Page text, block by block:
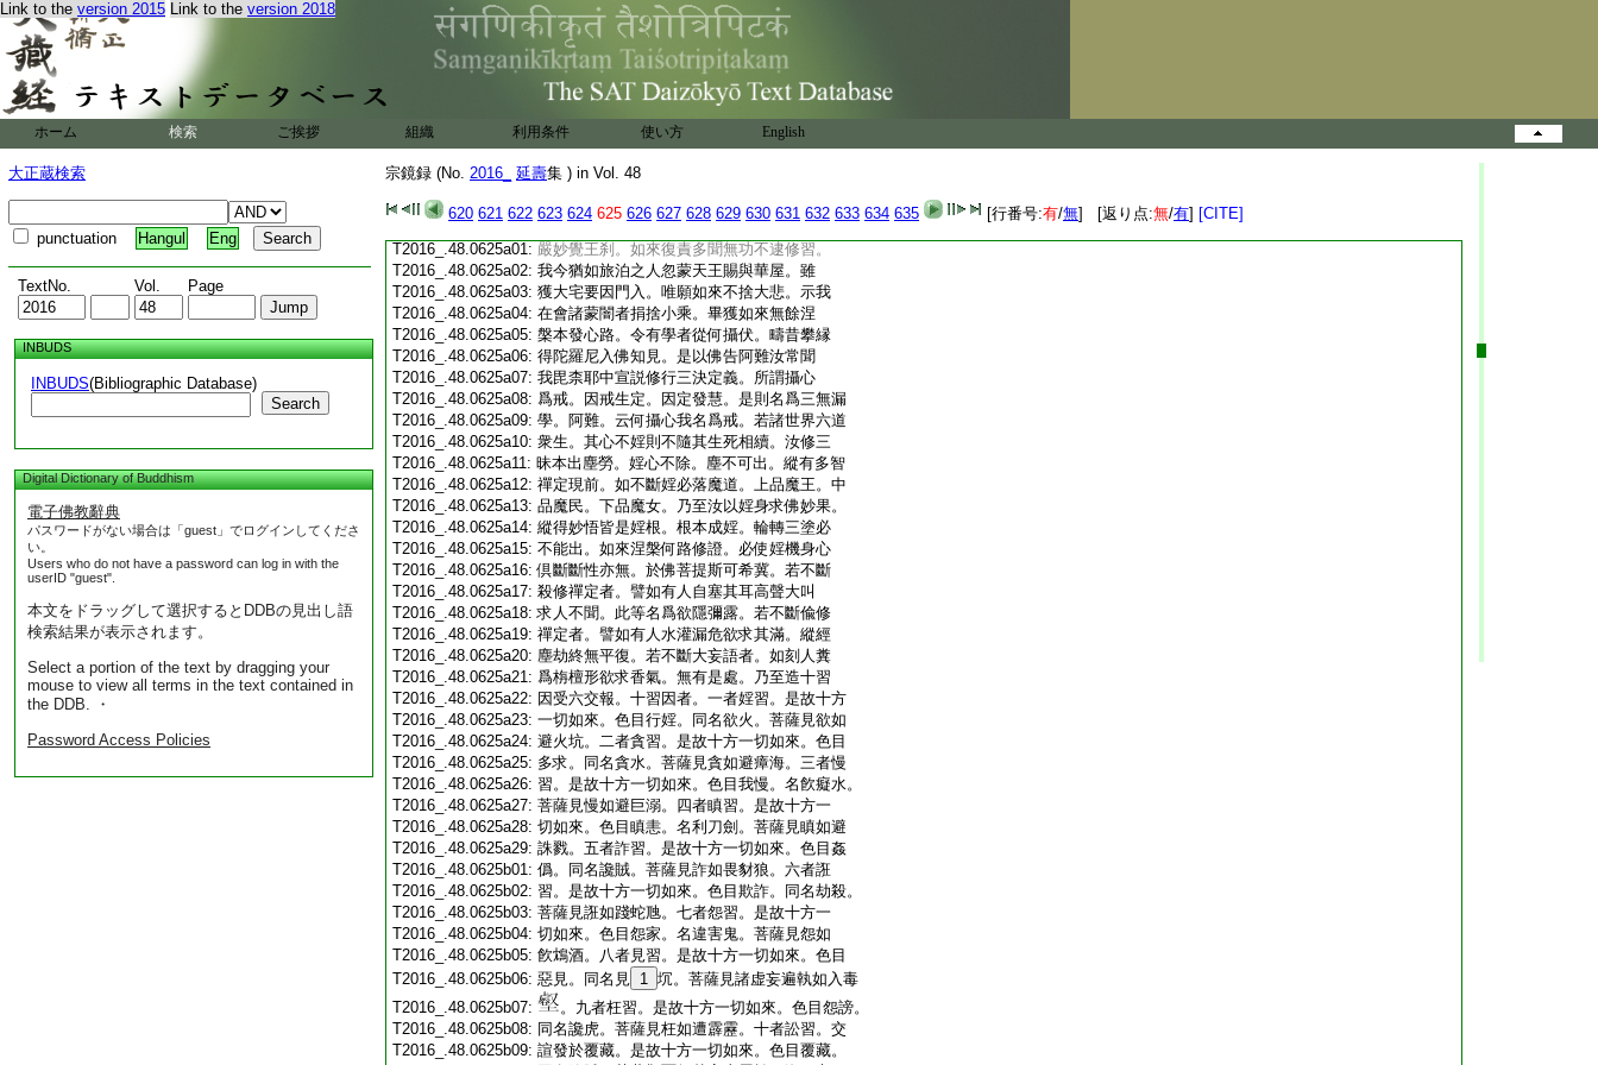
Link to the version 2015 Link to the version 2018
ホーム 検索 ご挨拶 組織 利用条件 使い方 English
大正蔵検索
punctuation Hangul Eng
TextNo. Vol. Page
INBUDS
INBUDS(Bibliographic Database)
Search
Digital Dictionary of Buddhism
電子佛教辭典
パスワードがない場合は「guest」でログインしてくださ
い。
Users who do not have a password can log in with the
userID "guest".
本文をドラッグして選択するとDDBの見出し語
検索結果が表示されます。
Select a portion of the text by dragging your
mouse to view all terms in the text contained in
the DDB. ・
Password Access Policies
宗鏡録 (No. 2016_ 延壽集 ) in Vol. 48
620 621 622 623 624 625 626 627 628 629 630 631 632 633 634 635 [行番号:有/無] [返り点:無/有] [CITE]
T2016_.48.0624c19:照。起照宛然。如上所説諸觀門。一心之旨義
T2016_.48.0624c20: 理昭彰。解雖分明行須冥合。因解成行。行成
T2016_.48.0624c21:解絶不可一向執解背道 3 述宗。行解相應方
T2016_.48.0624c22:
明宗鏡。如首楞嚴經所明。全爲見性修行。不
取多聞知解。所以如來。訶阿難言。非汝歴劫
T2016_.48.0624c24:辛勤證修。雖復憶持十方如來十二部經清淨
T2016_.48.0624c25:妙理如恒河沙。只益戲論。汝雖談説因縁自
T2016_.48.0624c26:然決定明了人間稱汝多聞第一以此積劫多
T2016_.48.0624c27:聞熏習。不能免離摩登伽難。乃至阿難白佛
T2016_.48.0624c28: 言。世尊。我今雖承如是法音。知如來藏妙覺
T2016_.48.0625a01: 嚴妙覺王刹。如來復責多聞無功不逮修習。
T2016_.48.0625a02: 我今猶如旅泊之人忽蒙天王賜與華屋。雖
T2016_.48.0625a03: 獲大宅要因門入。唯願如來不捨大悲。示我
T2016_.48.0625a04: 在會諸蒙闇者捐捨小乘。畢獲如來無餘涅
T2016_.48.0625a05: 槃本發心路。令有學者從何攝伏。疇昔攀縁
T2016_.48.0625a06: 得陀羅尼入佛知見。是以佛告阿難汝常聞
T2016_.48.0625a07: 我毘柰耶中宣説修行三決定義。所謂攝心
T2016_.48.0625a08: 爲戒。因戒生定。因定發慧。是則名爲三無漏
T2016_.48.0625a09: 學。阿難。云何攝心我名爲戒。若諸世界六道
T2016_.48.0625a10: 衆生。其心不婬則不隨其生死相續。汝修三
T2016_.48.0625a11: 昧本出塵勞。婬心不除。塵不可出。縱有多智
T2016_.48.0625a12: 禪定現前。如不斷婬必落魔道。上品魔王。中
T2016_.48.0625a13: 品魔民。下品魔女。乃至汝以婬身求佛妙果。
T2016_.48.0625a14: 縱得妙悟皆是婬根。根本成婬。輪轉三塗必
T2016_.48.0625a15: 不能出。如來涅槃何路修證。必使婬機身心
T2016_.48.0625a16:倶斷斷性亦無。於佛菩提斯可希冀。若不斷
T2016_.48.0625a17: 殺修禪定者。譬如有人自塞其耳高聲大叫
T2016_.48.0625a18:求人不聞。此等名爲欲隱彌露。若不斷偸修
T2016_.48.0625a19: 禪定者。譬如有人水灌漏危欲求其滿。縱經
T2016_.48.0625a20: 塵劫終無平復。若不斷大妄語者。如刻人糞
T2016_.48.0625a21: 爲栴檀形欲求香氣。無有是處。乃至造十習
T2016_.48.0625a22: 因受六交報。十習因者。一者婬習。是故十方
T2016_.48.0625a23: 一切如來。色目行婬。同名欲火。菩薩見欲如
T2016_.48.0625a24: 避火坑。二者貪習。是故十方一切如來。色目
T2016_.48.0625a25: 多求。同名貪水。菩薩見貪如避瘴海。三者慢
T2016_.48.0625a26: 習。是故十方一切如來。色目我慢。名飮癡水。
T2016_.48.0625a27: 菩薩見慢如避巨溺。四者瞋習。是故十方一
T2016_.48.0625a28: 切如來。色目瞋恚。名利刀劍。菩薩見瞋如避
T2016_.48.0625a29: 誅戮。五者詐習。是故十方一切如來。色目姦
T2016_.48.0625b01: 僞。同名讒賊。菩薩見詐如畏豺狼。六者誑
T2016_.48.0625b02: 習。是故十方一切如來。色目欺詐。同名劫殺。
T2016_.48.0625b03: 菩薩見誑如踐蛇虺。七者怨習。是故十方一
T2016_.48.0625b04: 切如來。色目怨家。名違害鬼。菩薩見怨如
T2016_.48.0625b05: 飮鴆酒。八者見習。是故十方一切如來。色目
T2016_.48.0625b06: 惡見。同名見 1 坈。菩薩見諸虚妄遍執如入毒
T2016_.48.0625b07:
。九者枉習。是故十方一切如來。色目怨謗。
T2016_.48.0625b08: 同名讒虎。菩薩見枉如遭霹靂。十者訟習。交
T2016_.48.0625b09: 諠發於覆藏。是故十方一切如來。色目覆藏。